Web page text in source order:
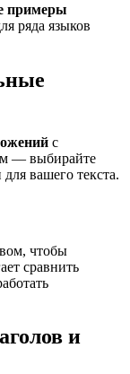
примеры
ряда языков
с
— выбирайте
вашего текста.
чтобы
сравнить
и